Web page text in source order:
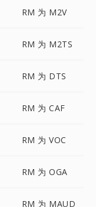
RM 为 M2V
RM 为 M2TS
RM 为 DTS
RM 为 CAF
RM 为 VOC
RM 为 OGA
RM 为 MAUD